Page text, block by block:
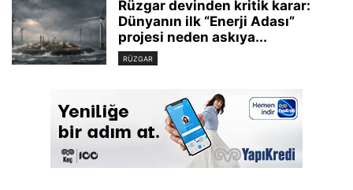
Rüzgar devinden kritik karar:
Dünyanın ilk “Enerji Adası”
projesi neden askıya...
RÜZGAR